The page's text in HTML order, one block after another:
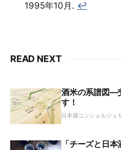
1995年10月. ↩︎
READ NEXT
酒米の系譜図―
す！
日本酒コンシェルジュ
「チーズと日